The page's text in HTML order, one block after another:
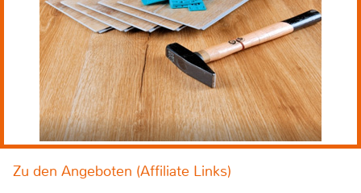
Zu den Angeboten (Affiliate Links)